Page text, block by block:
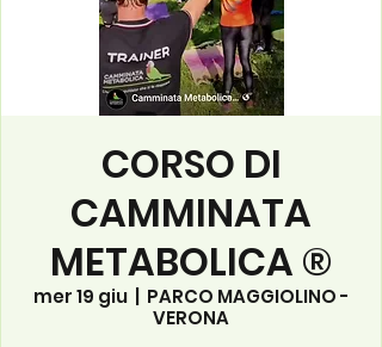
CORSO DI
CAMMINATA
METABOLICA ®
mer 19 giu
  |
PARCO MAGGIOLINO -
VERONA